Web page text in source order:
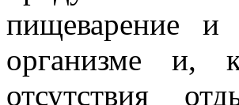
пищеварение
организме и,
отсутствия